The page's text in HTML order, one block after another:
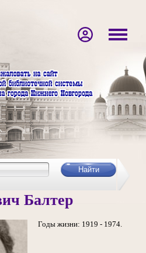
Балтер
Годы жизни: 1919 - 1974.